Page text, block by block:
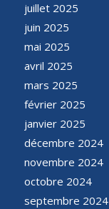
juillet 2025
juin 2025
mai 2025
avril 2025
mars 2025
février 2025
janvier 2025
décembre 2024
novembre 2024
octobre 2024
septembre 2024